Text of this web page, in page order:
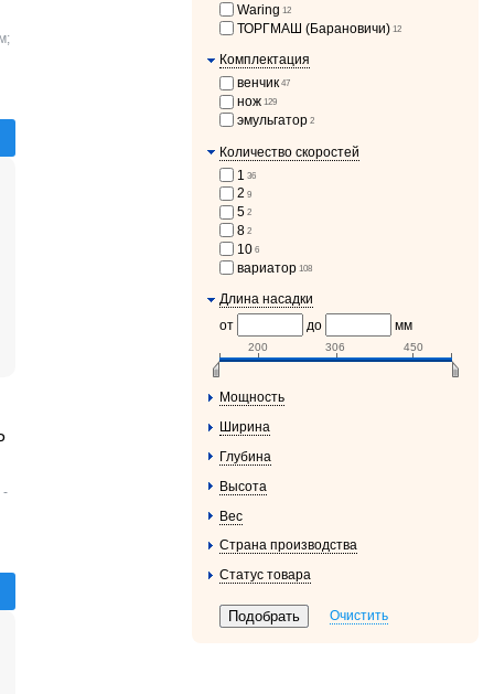
-
Waring 12
ТОРГМАШ (Барановичи) 12
Комплектация
венчик 47
нож 129
эмульгатор 2
Количество скоростей
1 36
2 9
5 2
8 2
10 6
вариатор 108
Длина насадки
от
до мм
200 306 450
Мощность
Ширина
Глубина
Высота
Вес
Страна производства
Статус товара
Очистить